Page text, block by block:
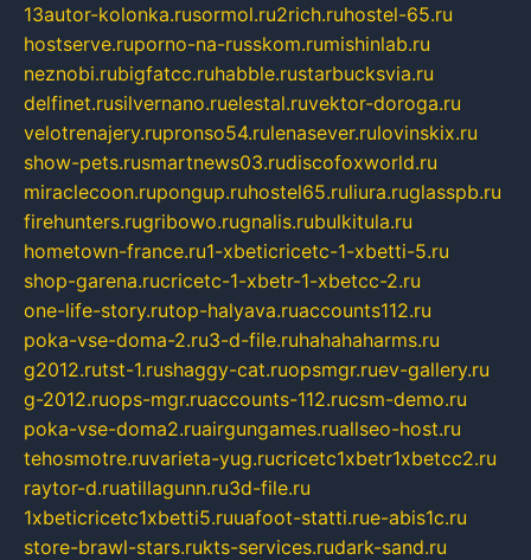
13autor-kolonka.rusormol.ru2rich.ruhostel-65.ru
hostserve.ruporno-na-russkom.rumishinlab.ru
neznobi.rubigfatcc.ruhabble.rustarbucksvia.ru
delfinet.rusilvernano.ruelestal.ruvektor-doroga.ru
velotrenajery.rupronso54.rulenasever.rulovinskix.ru
show-pets.rusmartnews03.rudiscofoxworld.ru
miraclecoon.rupongup.ruhostel65.ruliura.ruglasspb.ru
firehunters.rugribowo.rugnalis.rubulkitula.ru
hometown-france.ru1-xbeticricetc-1-xbetti-5.ru
shop-garena.rucricetc-1-xbetr-1-xbetcc-2.ru
one-life-story.rutop-halyava.ruaccounts112.ru
poka-vse-doma-2.ru3-d-file.ruhahahaharms.ru
g2012.rutst-1.rushaggy-cat.ruopsmgr.ruev-gallery.ru
g-2012.ruops-mgr.ruaccounts-112.rucsm-demo.ru
poka-vse-doma2.ruairgungames.ruallseo-host.ru
tehosmotre.ruvarieta-yug.rucricetc1xbetr1xbetcc2.ru
raytor-d.ruatillagunn.ru3d-file.ru
1xbeticricetc1xbetti5.ruuafoot-statti.rue-abis1c.ru
store-brawl-stars.rukts-services.rudark-sand.ru